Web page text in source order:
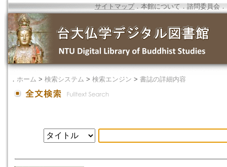
サイトマップ．本館について ． 諮問委員会 ．
． ホーム > 検索システム > 検索エンジン > 書誌の詳細内容